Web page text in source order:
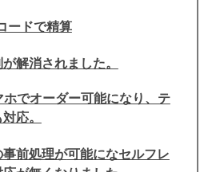
ードで精算
解消されました。
でオーダー可能になり、テ
応。
前処理が可能になセルフレ